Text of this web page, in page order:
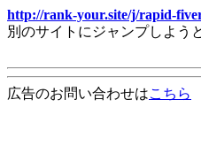
http://rank-your.site/j/rapid-
別のサイトにジャンプしよう
広告のお問い合わせはこちら